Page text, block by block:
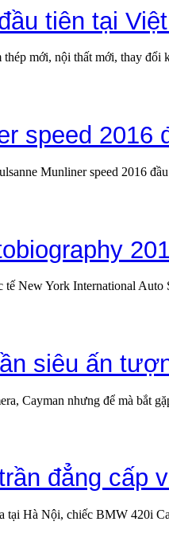
tiên tại
mới, nội thất mới, thay
speed 2016
Munliner speed 2016
New York International
siêu ấn
Cayman nhưng để mà bắt
đẳng cấp
Hà Nội, chiếc BMW 420i